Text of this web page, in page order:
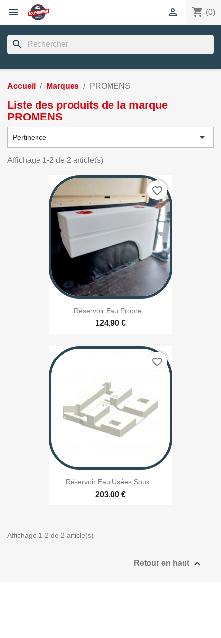
 shopping_cart (0)

search
Accueil Marques PROMENS
Liste des produits de la marque
PROMENS
Pertinence 
Affichage 1-2 de 2 article(s)
Réservoir Eau Propre...
124,90 €
favorite_border
Réservoir Eau Usées Sous...
203,00 €
favorite_border
Affichage 1-2 de 2 article(s)
Retour en haut 